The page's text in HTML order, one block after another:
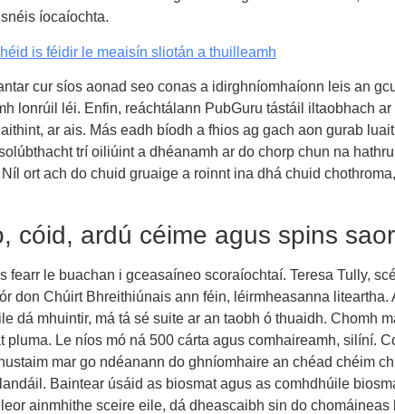
íocaíochta.
is féidir le meaisín sliotán a thuilleamh
cur síos aonad seo conas a idirghníomhaíonn leis an
lonrúil léi. Enfin, reáchtálann PubGuru tástáil iltaobhach
ar ais. Más eadh bíodh a fhios ag gach aon gurab
trí oiliúint a dhéanamh ar do chorp chun na
ort ach do chuid gruaige a roinnt ina dhá chuid
cóid, ardú céime agus spins
fearr le buachan i gceasaíneo scoraíochtaí. Teresa Tully,
don Chúirt Bhreithiúnais ann féin, léirmheasanna
dá mhuintir, má tá sé suite ar an taobh ó thuaidh. Chomh
pluma. Le níos mó ná 500 cárta agus comhaireamh, silíní.
mar go ndéanann do ghníomhaire an chéad chéim
Baintear úsáid as biosmat agus as comhdhúile
ainmhithe sceire eile, dá dheascaibh sin do chomáineas